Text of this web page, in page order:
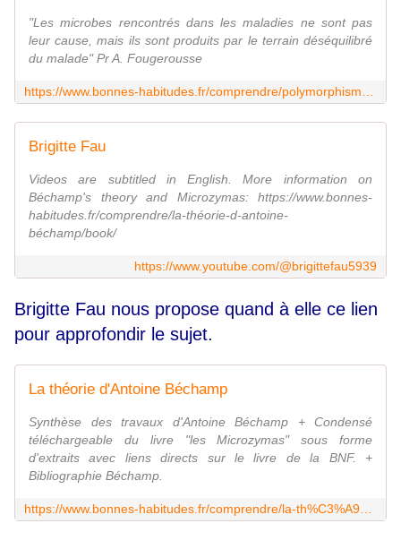
"Les microbes rencontrés dans les maladies ne sont pas
leur cause, mais ils sont produits par le terrain déséquilibré
du malade" Pr A. Fougerousse
Brigitte Fau
Videos are subtitled in English. More information on
Béchamp's theory and Microzymas: https://www.bonnes-
habitudes.fr/comprendre/la-théorie-d-antoine-
béchamp/book/
https://www.youtube.com/@brigittefau5939
Brigitte Fau nous propose quand à elle ce lien
pour approfondir le sujet.
La théorie d'Antoine Béchamp
Synthèse des travaux d'Antoine Béchamp + Condensé
téléchargeable du livre "les Microzymas" sous forme
d'extraits avec liens directs sur le livre de la BNF. +
Bibliographie Béchamp.